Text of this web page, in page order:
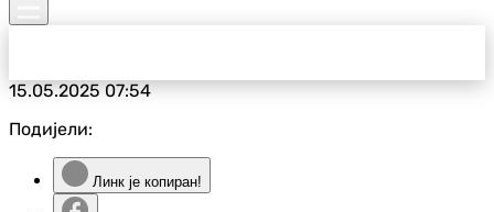
15.05.202507:54
Подијели:
Линк је копиран!